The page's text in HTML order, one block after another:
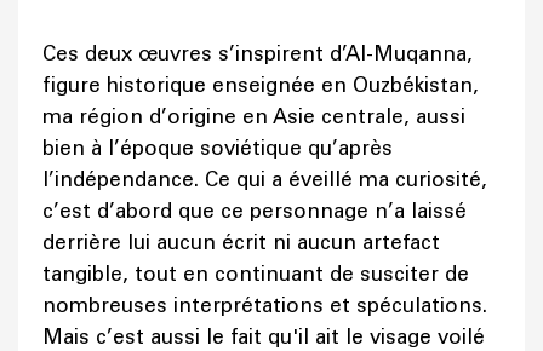
Ces deux œuvres s’inspirent d’Al-Muqanna,
figure historique enseignée en Ouzbékistan,
ma région d’origine en Asie centrale, aussi
bien à l’époque soviétique qu’après
l’indépendance. Ce qui a éveillé ma curiosité,
c’est d’abord que ce personnage n’a laissé
derrière lui aucun écrit ni aucun artefact
tangible, tout en continuant de susciter de
nombreuses interprétations et spéculations.
Mais c’est aussi le fait qu'il ait le visage voilé